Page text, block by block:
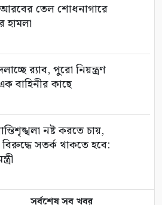
তেল শোধনাগারে
হামলা
র‌্যাব, পুরো নিয়ন্ত্রণ
বাহিনীর কাছে
নষ্ট করতে চায়,
সতর্ক থাকতে হবে:
সর্বশেষ সব খবর